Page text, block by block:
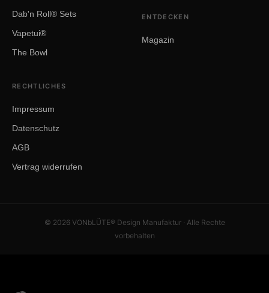
Dab'n Roll® Sets
Vapetui®
The Bowl
ENTDECKEN
Magazin
RECHTLICHES
Impressum
Datenschutz
AGB
Vertrag widerrufen
© 2026 VONbLÜTE® Design Manufaktur · Alle Rechte
vorbehalten